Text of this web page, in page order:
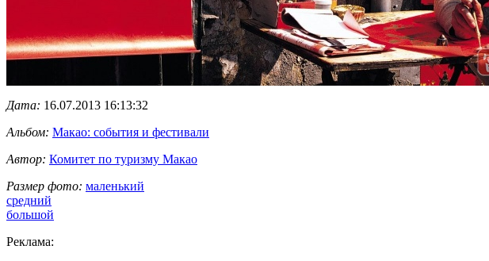
Дата: 16.07.2013 16:13:32
Альбом: Макао: события и фестивали
Автор: Комитет по туризму Макао
Размер фото: маленький
средний
большой
Реклама: